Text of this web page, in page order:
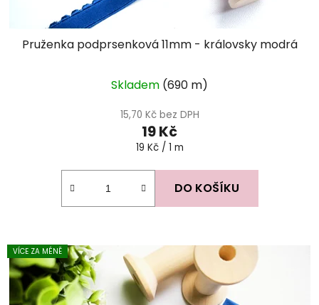
Pruženka podprsenková 11mm - královsky modrá
Skladem (690 m)
15,70 Kč bez DPH
19 Kč
Měrná
19 Kč / 1 m
DO KOŠÍKU
VÍCE ZA MÉNĚ